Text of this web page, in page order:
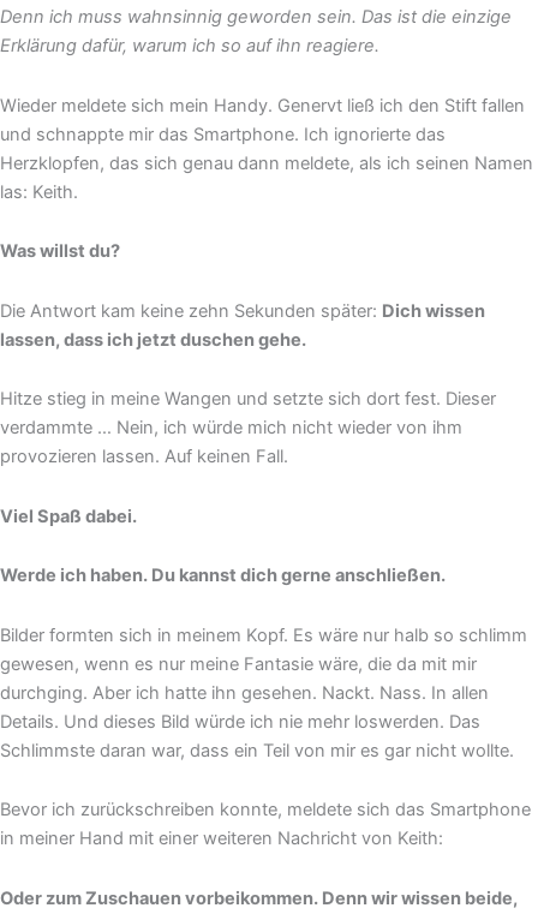
Denn ich muss wahnsinnig geworden sein. Das ist die einzige
Erklärung dafür, warum ich so auf ihn reagiere.
Wieder meldete sich mein Handy. Genervt ließ ich den Stift fallen
und schnappte mir das Smartphone. Ich ignorierte das
Herzklopfen, das sich genau dann meldete, als ich seinen Namen
las: Keith.
Was willst du?
Die Antwort kam keine zehn Sekunden später: Dich wissen
lassen, dass ich jetzt duschen gehe.
Hitze stieg in meine Wangen und setzte sich dort fest. Dieser
verdammte … Nein, ich würde mich nicht wieder von ihm
provozieren lassen. Auf keinen Fall.
Viel Spaß dabei.
Werde ich haben. Du kannst dich gerne anschließen.
Bilder formten sich in meinem Kopf. Es wäre nur halb so schlimm
gewesen, wenn es nur meine Fantasie wäre, die da mit mir
durchging. Aber ich hatte ihn gesehen. Nackt. Nass. In allen
Details. Und dieses Bild würde ich nie mehr loswerden. Das
Schlimmste daran war, dass ein Teil von mir es gar nicht wollte.
Bevor ich zurückschreiben konnte, meldete sich das Smartphone
in meiner Hand mit einer weiteren Nachricht von Keith:
Oder zum Zuschauen vorbeikommen. Denn wir wissen beide,